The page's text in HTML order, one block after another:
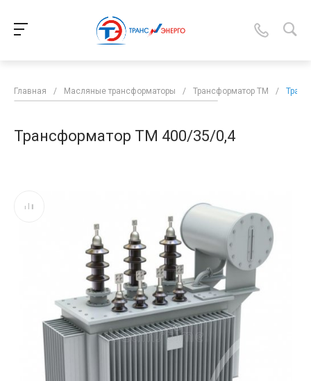
Главная / Масляные трансформаторы / Трансформатор ТМ /
Трансформатор ТМ 400/35/0,4